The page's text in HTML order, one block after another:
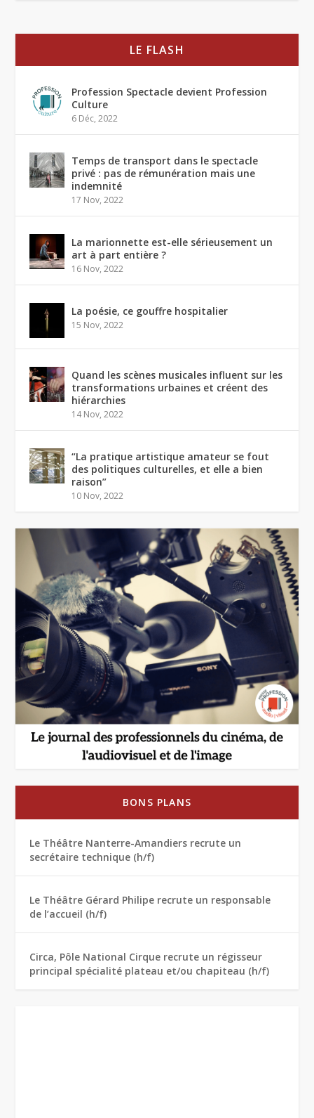
LE FLASH
Profession Spectacle devient Profession
Culture
6 Déc, 2022
Temps de transport dans le spectacle
privé : pas de rémunération mais une
indemnité
17 Nov, 2022
La marionnette est-elle sérieusement un
art à part entière ?
16 Nov, 2022
La poésie, ce gouffre hospitalier
15 Nov, 2022
Quand les scènes musicales influent sur les
transformations urbaines et créent des
hiérarchies
14 Nov, 2022
“La pratique artistique amateur se fout
des politiques culturelles, et elle a bien
raison”
10 Nov, 2022
BONS PLANS
Le Théâtre Nanterre-Amandiers recrute un
secrétaire technique (h/f)
Le Théâtre Gérard Philipe recrute un responsable
de l’accueil (h/f)
Circa, Pôle National Cirque recrute un régisseur
principal spécialité plateau et/ou chapiteau (h/f)